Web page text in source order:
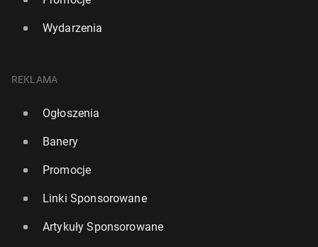
Wydarzenia
REKLAMA
Ogłoszenia
Banery
Promocje
Linki Sponsorowane
Artykuły Sponsorowane